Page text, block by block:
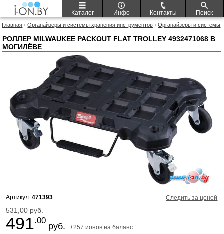
Каталог Инфо Контакты Поиск
Главная ›Органайзеры и системы хранения инструментов ›Органайзеры и системы
4932471068
РОЛЛЕР MILWAUKEE PACKOUT FLAT TROLLEY 4932471068 В
МОГИЛЁВЕ
Артикул:471393 Следить за ценой
531,00 руб.
491.00
руб. +257 ионов на баланс